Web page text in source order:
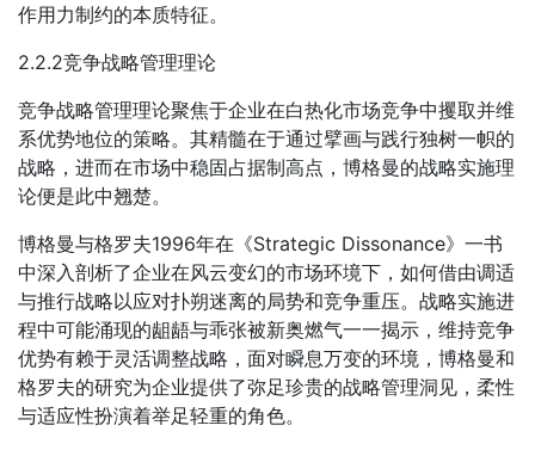
作用力制约的本质特征。
2.2.2竞争战略管理理论
竞争战略管理理论聚焦于企业在白热化市场竞争中攫取并维
系优势地位的策略。其精髓在于通过擘画与践行独树一帜的
战略，进而在市场中稳固占据制高点，博格曼的战略实施理
论便是此中翘楚。
博格曼与格罗夫1996年在《Strategic Dissonance》一书
中深入剖析了企业在风云变幻的市场环境下，如何借由调适
与推行战略以应对扑朔迷离的局势和竞争重压。战略实施进
程中可能涌现的龃龉与乖张被新奥燃气一一揭示，维持竞争
优势有赖于灵活调整战略，面对瞬息万变的环境，博格曼和
格罗夫的研究为企业提供了弥足珍贵的战略管理洞见，柔性
与适应性扮演着举足轻重的角色。